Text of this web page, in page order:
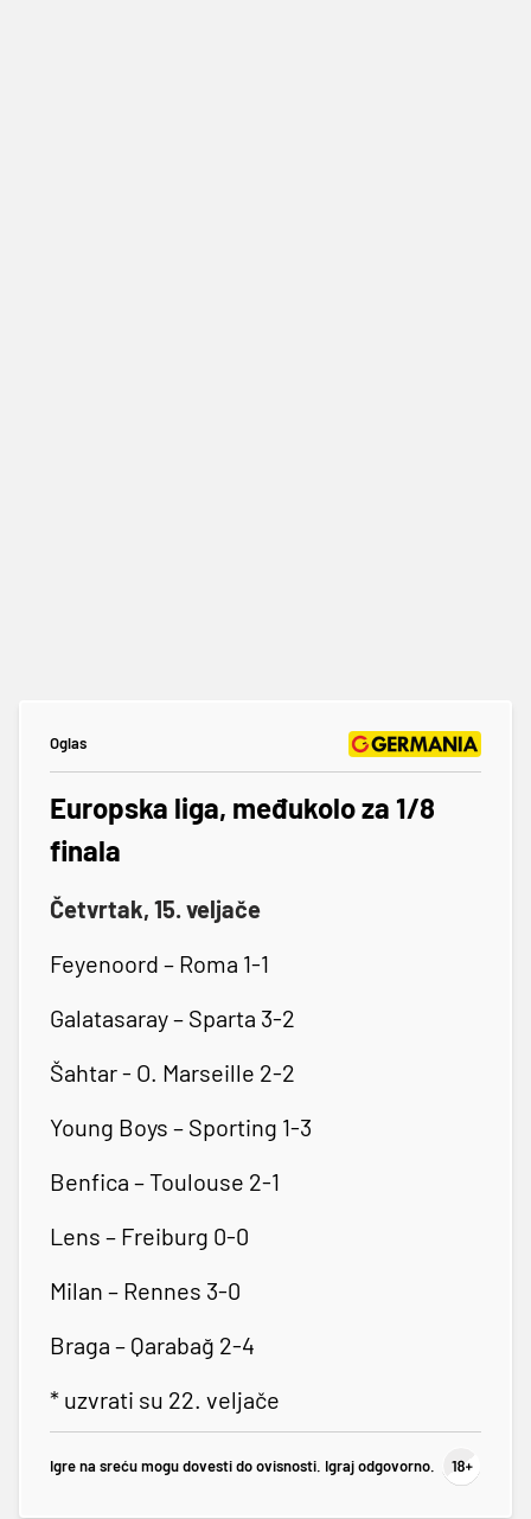
Oglas
Europska liga, međukolo za 1/8
finala
Četvrtak, 15. veljače
Feyenoord – Roma 1-1
Galatasaray – Sparta 3-2
Šahtar - O. Marseille 2-2
Young Boys – Sporting 1-3
Benfica – Toulouse 2-1
Lens – Freiburg 0-0
Milan – Rennes 3-0
Braga – Qarabağ 2-4
* uzvrati su 22. veljače
Igre na sreću mogu dovesti do ovisnosti. Igraj odgovorno.